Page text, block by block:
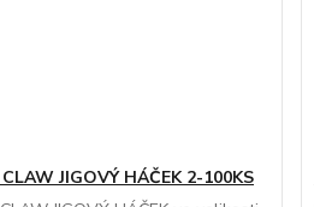
CLAW JIGOVÝ HÁČEK 2-100KS